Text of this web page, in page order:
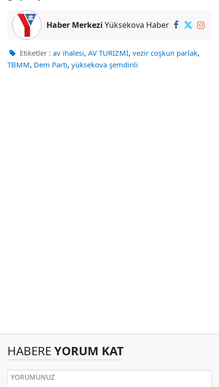
Haber Merkezi Yüksekova Haber
Etiketler : av ihalesi, AV TURİZMİ, vezir coşkun parlak,
TBMM, Dem Parti, yüksekova şemdinli
HABERE YORUM KAT